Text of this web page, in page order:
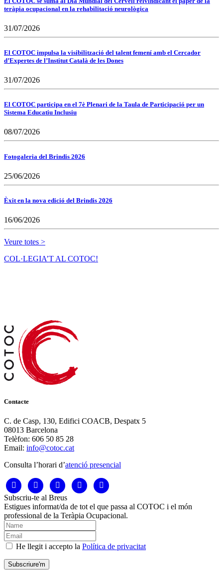
teràpia ocupacional en la rehabilitació neurològica
31/07/2026
El COTOC impulsa la visibilització del talent femení amb el Cercador
d’Expertes de l’Institut Català de les Dones
31/07/2026
El COTOC participa en el 7è Plenari de la Taula de Participació per un
Sistema Educatiu Inclusiu
08/07/2026
Fotogaleria del Brindis 2026
25/06/2026
Èxit en la nova edició del Brindis 2026
16/06/2026
Veure totes >
COL·LEGIA’T AL COTOC!
Contacte
C. de Casp, 130, Edifici COACB, Despatx 5
08013 Barcelona
Telèfon: 606 50 85 28
Email: info@cotoc.cat
Consulta l’horari d’atenció presencial
Subscriu-te al Breus
Estigues informat/da de tot el que passa al COTOC i el món
professional de la Teràpia Ocupacional.
He llegit i accepto la Política de privacitat